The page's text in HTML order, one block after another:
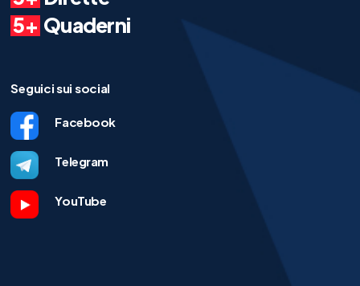
5+ Quaderni
Seguici sui social
Facebook
Telegram
YouTube